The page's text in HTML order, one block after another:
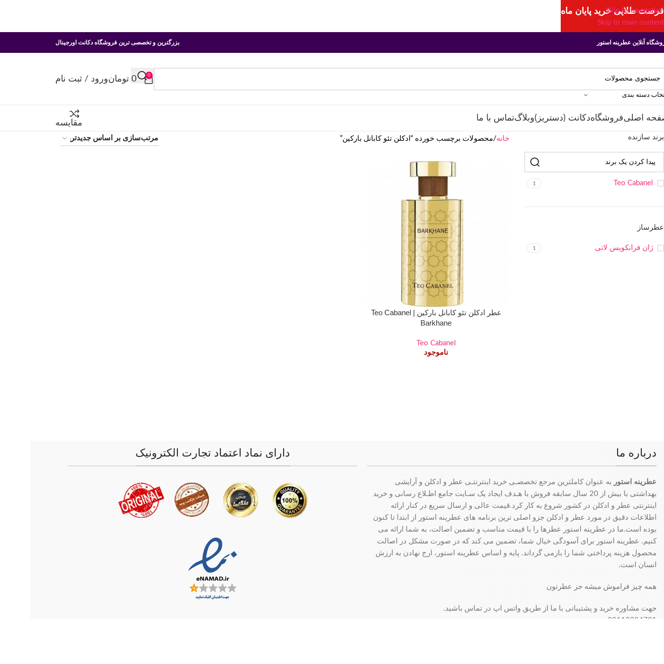
Skip to navigation
Skip to main content
آنلاین عطرینه استور بزرگترین و تخصصی ترین فروشگاه دکانت اورجینال
دسته بندی
0
0 تومانورود / ثبت نام
اصلیفروشگاهدکانت (دستریز)وبلاگتماس با ما
مقایسه
برند سازنده
Teo Cabanel
1
عطرساز
ژان فرانکویس لاتی 1
خانه محصولات برچسب خورده “ادکلن تئو کابانل بارکین”
عطر ادکلن تئو کابانل بارکین | Teo Cabanel
Barkhane
Teo Cabanel
ناموجود
درباره ما
عطرینه استور به عنوان کاملترین مرجع تخصصـی خرید اینترنتـی عطر و ادکلن و آرایشی
بهداشتی با بیش از 20 سال سابقه فروش با هـدف ایجاد یک سـایت جامع اطـلاع رسانی و خرید
اینترنتی عطر و ادکلن در کشور شروع به کار کرد.قیمت عالی و ارسال سریع در کنار ارائه
اطلاعات دقیق در مورد عطر و ادکلن جزو اصلی ترین برنامه های عطرینه استور از ابتدا تا کنون
بوده است.ما در عطرینه استور عطرها را با قیمت مناسب و تضمین اصالت، به شما ارائه می
کنیم. عطرینه استور برای آسودگی خیال شما، تضمین می کند که در صورت مشکل در اصالت
محصول هزینه پرداختی شما را بازمی گرداند. پایه و اساس عطرینه استور، ارج نهادن به ارزش
انسان است.
همه چیز فراموش میشه جز عطرتون
جهت مشاوره خرید و پشتیبانی با ما از طریق واتس اپ در تماس باشید.
09113394781
دارای نماد اعتماد تجارت الکترونیک
فرصت طلایی خرید پایان ماه